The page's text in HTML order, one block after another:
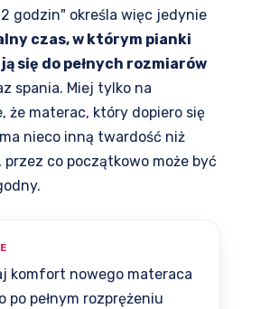
godzin" określa więc jedynie
czas, w którym pianki
się do pełnych rozmiarów
spania. Miej tylko na
że materac, który dopiero się
nieco inną twardość niż
przez co początkowo może być
komfort nowego materaca
po pełnym rozprężeniu